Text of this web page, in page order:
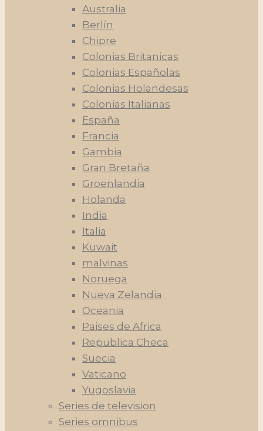
Australia
Berlín
Chipre
Colonias Britanicas
Colonias Españolas
Colonias Holandesas
Colonias Italianas
España
Francia
Gambia
Gran Bretaña
Groenlandia
Holanda
India
Italia
Kuwait
malvinas
Noruega
Nueva Zelandia
Oceania
Paises de Africa
Republica Checa
Suecia
Vaticano
Yugoslavia
Series de television
Series omnibus